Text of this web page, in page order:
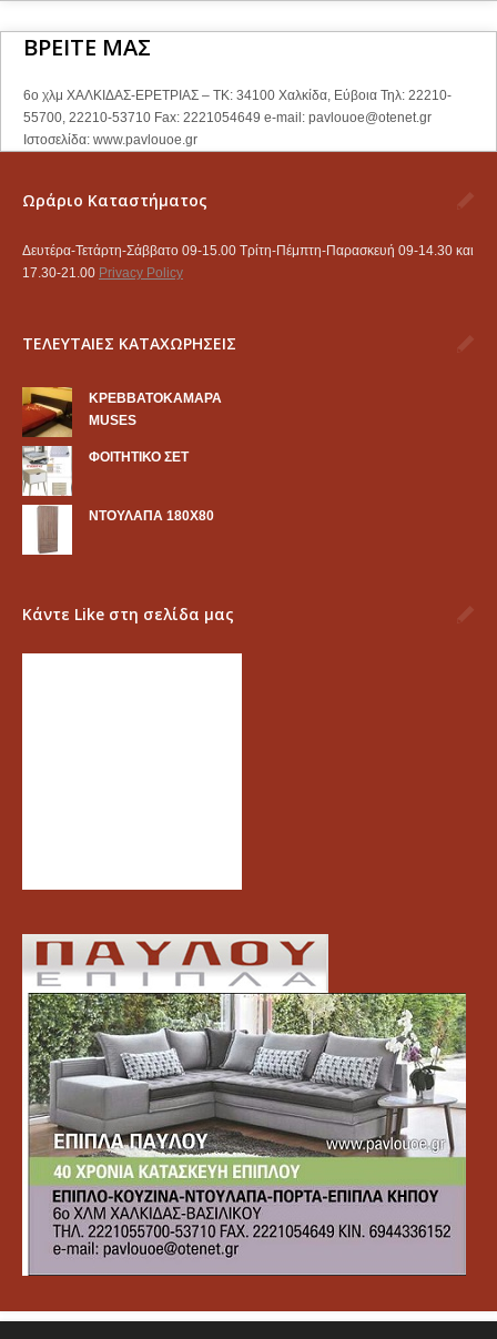
ΒΡΕΙΤΕ ΜΑΣ
6ο χλμ ΧΑΛΚΙΔΑΣ-ΕΡΕΤΡΙΑΣ – ΤΚ: 34100 Χαλκίδα, Εύβοια Τηλ: 22210-
55700, 22210-53710 Fax: 2221054649 e-mail: pavlouoe@otenet.gr
Ιστοσελίδα: www.pavlouoe.gr
Ωράριο Καταστήματος
Δευτέρα-Τετάρτη-Σάββατο 09-15.00 Τρίτη-Πέμπτη-Παρασκευή 09-14.30 και
17.30-21.00 Privacy Policy
ΤΕΛΕΥΤΑΙΕΣ ΚΑΤΑΧΩΡΗΣΕΙΣ
KΡΕΒΒΑΤΟΚΑΜΑΡΑ
MUSES
ΦΟΙΤΗΤΙΚΟ ΣΕΤ
ΝΤΟΥΛΑΠΑ 180Χ80
Κάντε Like στη σελίδα μας